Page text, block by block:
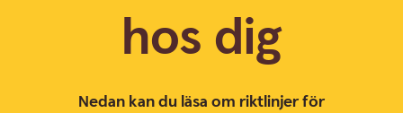
hos dig
Nedan kan du läsa om riktlinjer för